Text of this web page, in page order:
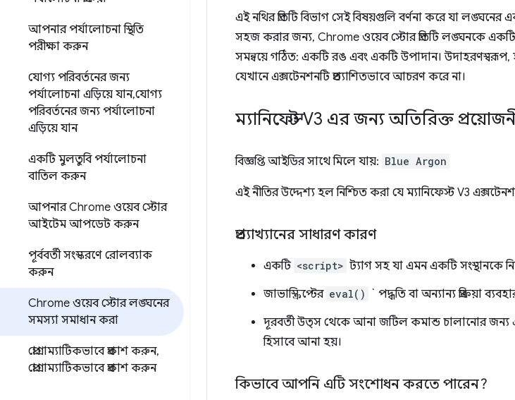
আপনার পর্যালোচনা স্থিতি
পরীক্ষা করুন
যোগ্য পরিবর্তনের জন্য
পর্যালোচনা এড়িয়ে যান,যোগ্য
পরিবর্তনের জন্য পর্যালোচনা
এড়িয়ে যান
একটি মুলতুবি পর্যালোচনা
বাতিল করুন
আপনার Chrome ওয়েব স্টোর
আইটেম আপডেট করুন
পূর্ববর্তী সংস্করণে রোলব্যাক
করুন
Chrome ওয়েব স্টোর লঙ্ঘনের
সমস্যা সমাধান করা
প্রোগ্রাম্যাটিকভাবে প্রকাশ করুন,
প্রোগ্রাম্যাটিকভাবে প্রকাশ করুন
এই নথির প্রতিটি বিভাগ সেই বিষয়গুলি বর্ণনা করে যা লঙ্ঘনের
সহজ করার জন্য, Chrome ওয়েব স্টোর প্রতিটি লঙ্ঘনকে
সমন্বয়ে গঠিত: একটি রঙ এবং একটি উপাদান। উদাহরণস্বরূপ,
যেখানে এক্সটেনশনটি প্রত্যাশিতভাবে আচরণ করে না।
ম্যানিফেস্ট V3 এর জন্য অতিরিক্ত
বিজ্ঞপ্তি আইডির সাথে মিলে যায়: Blue Argon
এই নীতির উদ্দেশ্য হল নিশ্চিত করা যে ম্যানিফেস্ট V3
প্রত্যাখ্যানের সাধারণ কারণ
একটি <script> ট্যাগ সহ যা এমন একটি সংস্থানকে
জাভাস্ক্রিপ্টের eval()
` পদ্ধতি বা অন্যান্য প্রক্রিয়া
দূরবর্তী উত্স থেকে আনা জটিল কমান্ড চালানোর জন্য
হিসাবে আনা হয়।
কিভাবে আপনি এটি সংশোধন করতে পারেন?